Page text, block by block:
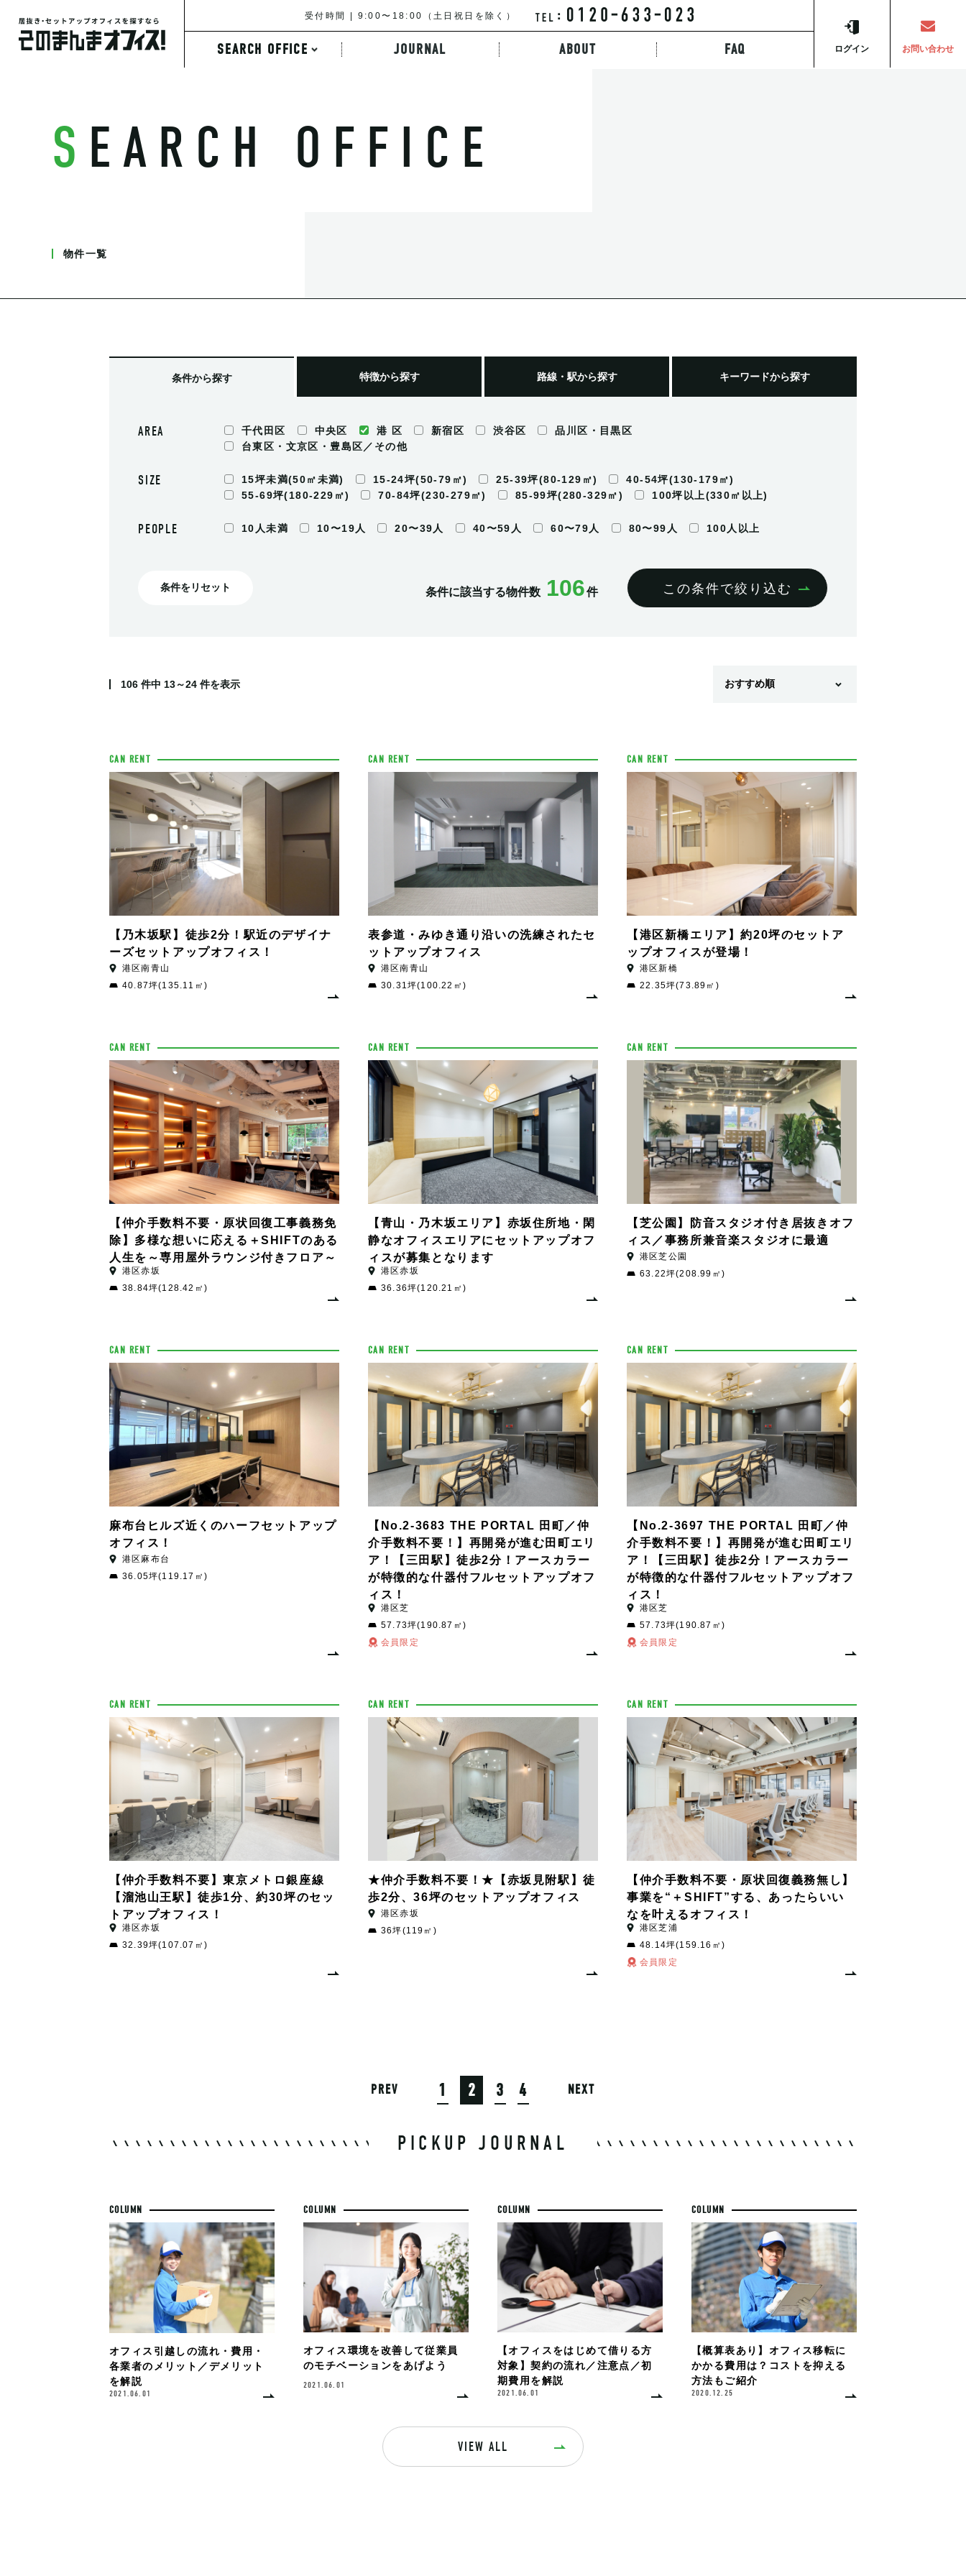
受付時間 | 9:00〜18:00（土日祝日を除く）
SEARCH OFFICE JOURNAL ABOUT FAQ ログイン お問い合わせ
条件から探す 路線・駅から探す キーワードから探す
SEARCH OFFICE
物件一覧
条件から探す 特徴から探す 路線・駅から探す キーワードから探す
AREA 千代田区 中央区 港 区 新宿区 渋谷区
品川区・目黒区
台東区・文京区・豊島区／その他
SIZE 15坪未満(50㎡未満) 15-24坪(50-79㎡) 25-39坪(80-129㎡)
40-54坪(130-179㎡)
55-69坪(180-229㎡)
70-84坪(230-279㎡) 85-99坪(280-329㎡) 100坪以上(330㎡以上)
PEOPLE 10人未満 10〜19人 20〜39人 40〜59人 60〜79人 80〜99人 100人以上
条件に該当する物件数 106件 この条件で絞り込む
条件をリセット
106 件中 13～24 件を表示
CAN RENT
【乃木坂駅】徒歩2分！駅近のデザイナ
ーズセットアップオフィス！
港区南青山
40.87坪(135.11㎡)
CAN RENT
表参道・みゆき通り沿いの洗練されたセ
ットアップオフィス
港区南青山
30.31坪(100.22㎡)
CAN RENT
【港区新橋エリア】約20坪のセットア
ップオフィスが登場！
港区新橋
22.35坪(73.89㎡)
CAN RENT
【仲介手数料不要・原状回復工事義務免
除】多様な想いに応える＋SHIFTのある
人生を～専用屋外ラウンジ付きフロア～
港区赤坂
38.84坪(128.42㎡)
CAN RENT
【青山・乃木坂エリア】赤坂住所地・閑
静なオフィスエリアにセットアップオフ
ィスが募集となります
港区赤坂
36.36坪(120.21㎡)
CAN RENT
【芝公園】防音スタジオ付き居抜きオフ
ィス／事務所兼音楽スタジオに最適
港区芝公園
63.22坪(208.99㎡)
CAN RENT
麻布台ヒルズ近くのハーフセットアップ
オフィス！
港区麻布台
36.05坪(119.17㎡)
CAN RENT
【No.2-3683 THE PORTAL 田町／仲
介手数料不要！】再開発が進む田町エリ
ア！【三田駅】徒歩2分！アースカラー
が特徴的な什器付フルセットアップオフ
ィス！
港区芝
57.73坪(190.87㎡)
会員限定
CAN RENT
【No.2-3697 THE PORTAL 田町／仲
介手数料不要！】再開発が進む田町エリ
ア！【三田駅】徒歩2分！アースカラー
が特徴的な什器付フルセットアップオフ
ィス！
港区芝
57.73坪(190.87㎡)
会員限定
CAN RENT
【仲介手数料不要】東京メトロ銀座線
【溜池山王駅】徒歩1分、約30坪のセッ
トアップオフィス！
港区赤坂
32.39坪(107.07㎡)
CAN RENT
★仲介手数料不要！★【赤坂見附駅】徒
歩2分、36坪のセットアップオフィス
港区赤坂
36坪(119㎡)
CAN RENT
【仲介手数料不要・原状回復義務無し】
事業を“＋SHIFT”する、あったらいい
なを叶えるオフィス！
港区芝浦
48.14坪(159.16㎡)
会員限定
PREV 1 2 3 4 NEXT
PICKUP JOURNAL
COLUMN
オフィス引越しの流れ・費用・
各業者のメリット／デメリット
を解説
2021.06.01
COLUMN
オフィス環境を改善して従業員
のモチベーションをあげよう
2021.06.01
COLUMN
【オフィスをはじめて借りる方
対象】契約の流れ／注意点／初
期費用を解説
2021.06.01
COLUMN
【概算表あり】オフィス移転に
かかる費用は？コストを抑える
方法もご紹介
2020.12.25
VIEW ALL